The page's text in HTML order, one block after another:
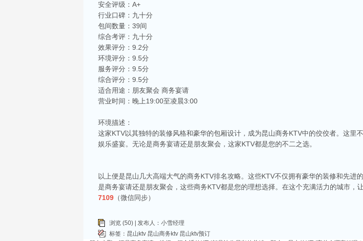
相关推荐
昆山天外天KTV以其优雅的环境和周到的服务著称。这里不仅拥有现代的音响设备和豪华的装修，还有
响，给你带来无与伦比的视听享受。这里还提供多种酒水和小吃，确保你和朋友的聚会充满乐趣。
昆山ktv哪个比较好-昆山八大比较好的ktv娱乐会所推荐
昆山市区周边有哪些好玩的ktv-昆山五大高端ktv排名
昆山位于江苏省苏州市，是一个经济蓬勃发展的城市，不仅在商业、旅游等方面表现出色，还有着丰富
律。和其他城市一样，昆山的KTV也有高低之分，而高端KTV以其绝佳的环境、优质的服务和顶尖的音
昆山ktv夜总会哪家好-昆山八大最好玩的商务ktv推荐
在昆山这座历史悠久而又充满活力的城市，KTV无疑是最受欢迎的娱乐场所之一。夜总会作为KTV的一
安全评级：A+
行业口碑：九十分
包间数量：39间
综合考评：九十分
效果评分：9.2分
环境评分：9.5分
服务评分：9.5分
综合评分：9.5分
适合用途：朋友聚会 商务宴请
营业时间：晚上19:00至凌晨3:00
环境描述：
这家KTV以其独特的装修风格和豪华的包厢设计，成为昆山商务KTV中的佼佼者。这里
娱乐盛宴。无论是商务宴请还是朋友聚会，这家KTV都是您的不二之选。
以上便是昆山几大高端大气的商务KTV排名攻略。这些KTV不仅拥有豪华的装修和先
是商务宴请还是朋友聚会，这些商务KTV都是您的理想选择。在这个充满活力的城市，
7109 （微信同步）
浏览 (50) | 发布人：小雪经理
标签： 昆山ktv 昆山商务ktv 昆山ktv预订